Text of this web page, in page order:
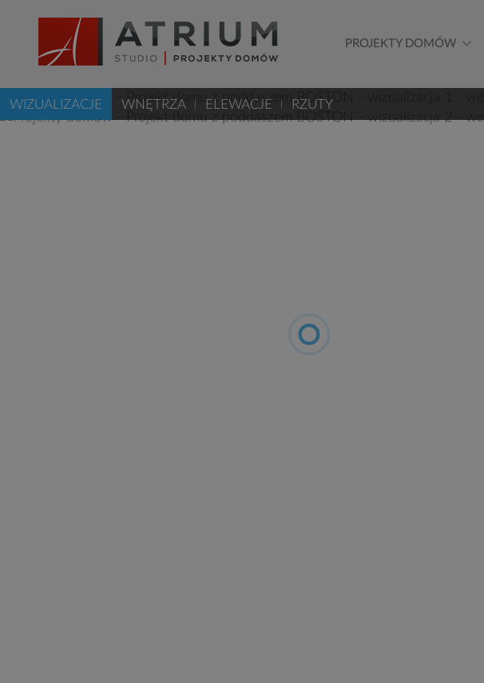
PROJEKTY DOMÓW
WIZUALIZACJE WNĘTRZA ELEWACJE RZUTY